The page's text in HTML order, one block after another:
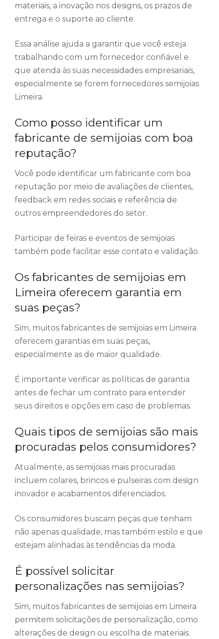
materiais, a inovação nos designs, os prazos de
entrega e o suporte ao cliente.
Essa análise ajuda a garantir que você esteja
trabalhando com um fornecedor confiável e
que atenda às suas necessidades empresariais,
especialmente se forem fornecedores semijoias
Limeira.
Como posso identificar um
fabricante de semijoias com boa
reputação?
Você pode identificar um fabricante com boa
reputação por meio de avaliações de clientes,
feedback em redes sociais e referência de
outros empreendedores do setor.
Participar de feiras e eventos de semijoias
também pode facilitar esse contato e validação.
Os fabricantes de semijoias em
Limeira oferecem garantia em
suas peças?
Sim, muitos fabricantes de semijoias em Limeira
oferecem garantias em suas peças,
especialmente as de maior qualidade.
É importante verificar as políticas de garantia
antes de fechar um contrato para entender
seus direitos e opções em caso de problemas.
Quais tipos de semijoias são mais
procuradas pelos consumidores?
Atualmente, as semijoias mais procuradas
incluem colares, brincos e pulseiras com design
inovador e acabamentos diferenciados.
Os consumidores buscam peças que tenham
não apenas qualidade, mas também estilo e que
estejam alinhadas às tendências da moda.
É possível solicitar
personalizações nas semijoias?
Sim, muitos fabricantes de semijoias em Limeira
permitem solicitações de personalização, como
alterações de design ou escolha de materiais.